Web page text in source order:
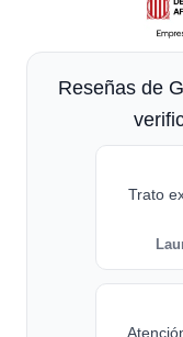
Reseñas de
Trato